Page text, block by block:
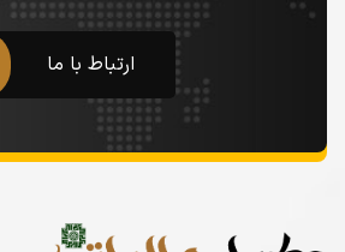
ارتباط با ما